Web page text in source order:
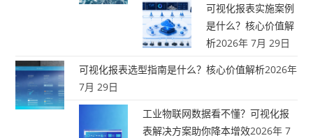
可视化报表实施案例
是什么？核心价值解
析2026年 7月 29日
可视化报表选型指南是什么？核心价值解析2026年
7月 29日
工业物联网数据看不懂？可视化报
表解决方案助你降本增效2026年 7